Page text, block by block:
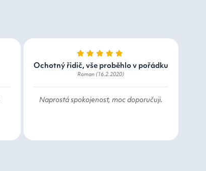
Ochotný řidič, vše proběhlo v pořádku
Roman (16.2.2020)
Naprostá spokojenost, moc doporučuji.